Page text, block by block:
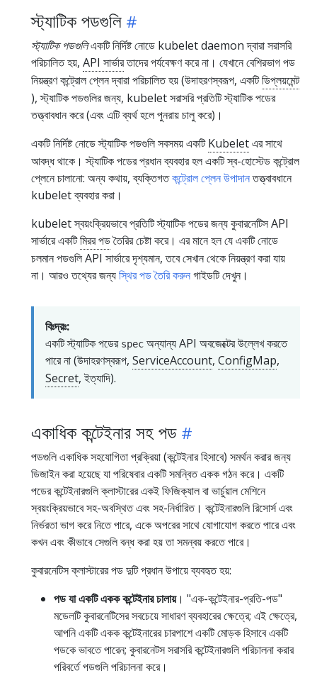
স্ট্যাটিক পডগুলি
স্ট্যাটিক পডগুলিএকটি নির্দিষ্ট নোডে kubelet daemon দ্বারা সরাসরি
পরিচালিত হয়, API সার্ভারতাদের পর্যবেক্ষণ করে না। যেখানে বেশিরভাগ পড
নিয়ন্ত্রণ কন্ট্রোল প্লেন দ্বারা পরিচালিত হয় (উদাহরণস্বরূপ, একটিডিপ্লয়মেন্ট
), স্ট্যাটিক পডগুলির জন্য, kubelet সরাসরি প্রতিটি স্ট্যাটিক পডের
তত্ত্বাবধান করে (এবং এটি ব্যর্থ হলে পুনরায় চালু করে)।
একটি নির্দিষ্ট নোডে স্ট্যাটিক পডগুলি সবসময় একটিKubeletএর সাথে
আবদ্ধ থাকে। স্ট্যাটিক পডের প্রধান ব্যবহার হল একটি স্ব-হোস্টেড কন্ট্রোল
প্লেনে চালানো: অন্য কথায়, ব্যক্তিগতকন্ট্রোল প্লেন উপাদানতত্ত্বাবধানে
kubelet ব্যবহার করা।
kubelet স্বয়ংক্রিয়ভাবে প্রতিটি স্ট্যাটিক পডের জন্য কুবারনেটিস API
সার্ভারে একটিমিরর পডতৈরির চেষ্টা করে। এর মানে হল যে একটি নোডে
চলমান পডগুলি API সার্ভারে দৃশ্যমান, তবে সেখান থেকে নিয়ন্ত্রণ করা যায়
না। আরও তথ্যের জন্যস্থির পড তৈরি করুনগাইডটি দেখুন।
বিঃদ্রঃ:
একটি স্ট্যাটিক পডের spec অন্যান্য API অবজেক্টের উল্লেখ করতে
পারে না (উদাহরণস্বরূপ, ServiceAccount, ConfigMap,
Secret, ইত্যাদি).
একাধিক কন্টেইনার সহ পড
পডগুলি একাধিক সহযোগিতা প্রক্রিয়া (কন্টেইনার হিসাবে) সমর্থন করার জন্য
ডিজাইন করা হয়েছে যা পরিষেবার একটি সমন্বিত একক গঠন করে। একটি
পডের কন্টেইনারগুলি ক্লাস্টারের একই ফিজিক্যাল বা ভার্চুয়াল মেশিনে
স্বয়ংক্রিয়ভাবে সহ-অবস্থিত এবং সহ-নির্ধারিত। কন্টেইনারগুলি রিসোর্স এবং
নির্ভরতা ভাগ করে নিতে পারে, একে অপরের সাথে যোগাযোগ করতে পারে এবং
কখন এবং কীভাবে সেগুলি বন্ধ করা হয় তা সমন্বয় করতে পারে।
কুবারনেটিস ক্লাস্টারের পড দুটি প্রধান উপায়ে ব্যবহৃত হয়:
পড যা একটি একক কন্টেইনার চালায়। "এক-কন্টেইনার-প্রতি-পড"
মডেলটি কুবারনেটিসের সবচেয়ে সাধারণ ব্যবহারের ক্ষেত্রে; এই ক্ষেত্রে,
আপনি একটি একক কন্টেইনারের চারপাশে একটি মোড়ক হিসাবে একটি
পডকে ভাবতে পারেন; কুবারনেটস সরাসরি কন্টেইনারগুলি পরিচালনা করার
পরিবর্তে পডগুলি পরিচালনা করে।